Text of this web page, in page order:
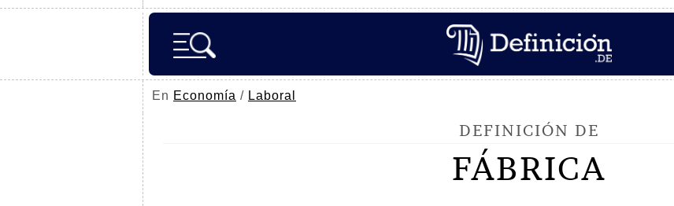
En Economía / Laboral
DEFINICIÓN DE
FÁBRICA